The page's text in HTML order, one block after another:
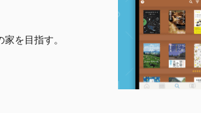
を目指す。